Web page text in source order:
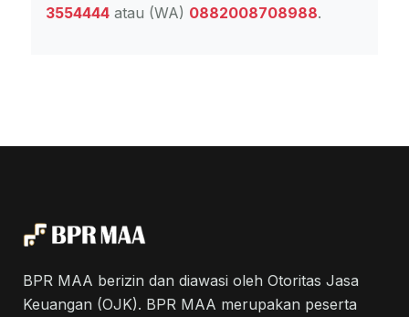
3554444 atau (WA) 0882008708988.
BPR MAA berizin dan diawasi oleh Otoritas Jasa
Keuangan (OJK). BPR MAA merupakan peserta